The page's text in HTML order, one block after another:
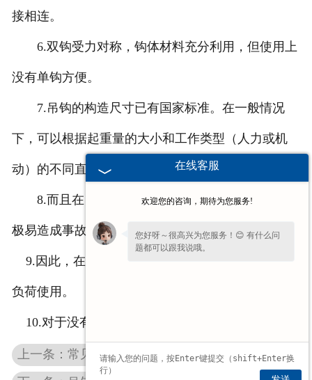
接相连。
6.双钩受力对称，钩体材料充分利用，但使用上
没有单钩方便。
7.吊钩的构造尺寸已有国家标准。在一般情况
下，可以根据起重量的大小和工作类型（人力或机
动）的不同直接按有关标准选取。
8.而且在吊钩组中，吊钩在使用中一旦断裂，就
极易造成事故。
9.因此，在使用时一定要严格按规定使用，不得超
负荷使用。
10.对于没有载重标记的吊钩，不可以随便使用。
上一条：常见的吊钩类型和特点
在线客服
欢迎您的咨询，期待为您服务!
您好呀～很高兴为您服务！😊 有什么问
题都可以跟我说哦。